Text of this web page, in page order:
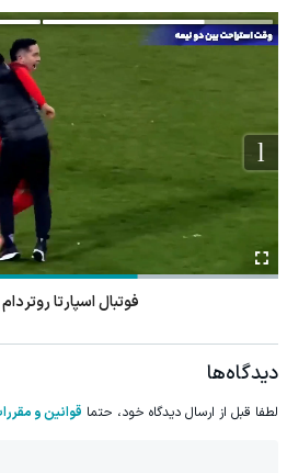
فوتبال اسپارتا
دیدگاه‌ها
لطفا قبل از ارسال دیدگاه خود، حتما قوانین و